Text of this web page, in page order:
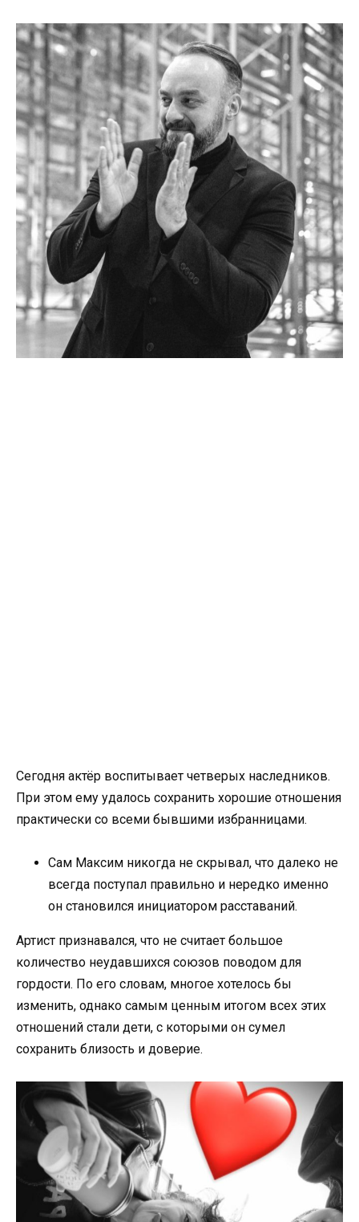
Сегодня актёр воспитывает четверых наследников.
При этом ему удалось сохранить хорошие отношения
практически со всеми бывшими избранницами.
Сам Максим никогда не скрывал, что далеко не
всегда поступал правильно и нередко именно
он становился инициатором расставаний.
Артист признавался, что не считает большое
количество неудавшихся союзов поводом для
гордости. По его словам, многое хотелось бы
изменить, однако самым ценным итогом всех этих
отношений стали дети, с которыми он сумел
сохранить близость и доверие.